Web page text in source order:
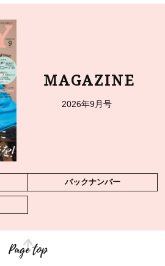
MAGAZINE
2026年9月号
バックナンバー
Page top